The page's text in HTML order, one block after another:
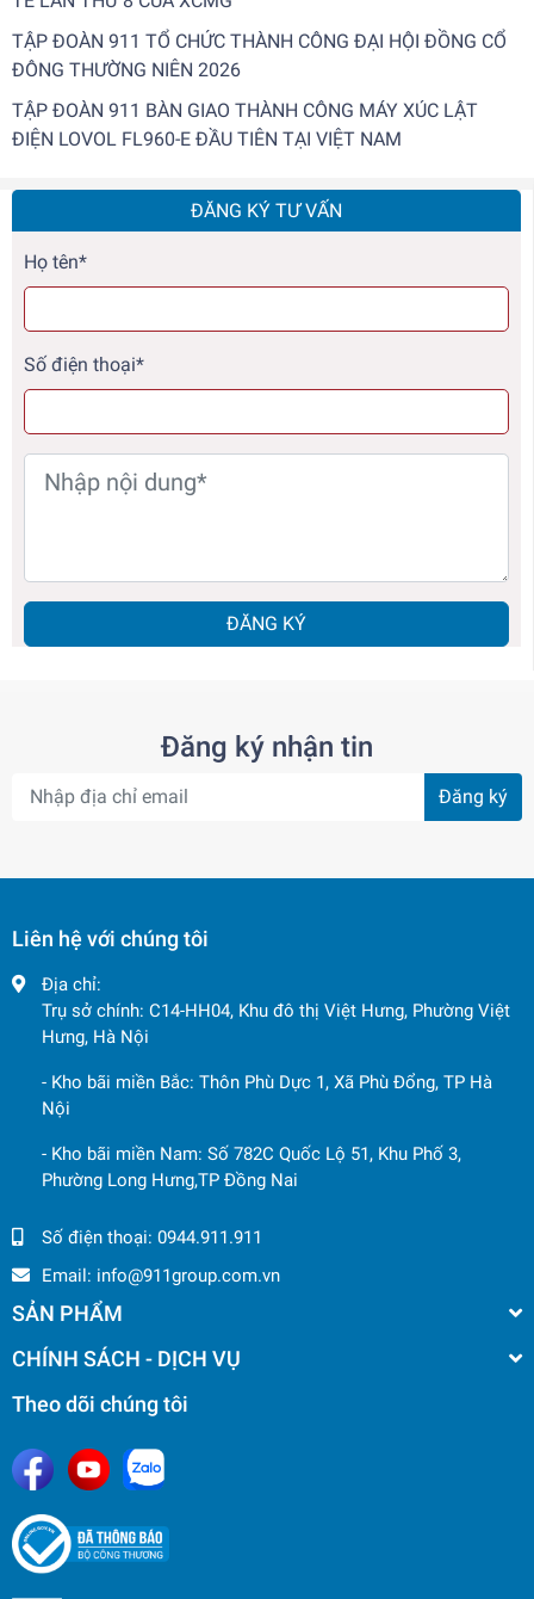
ĐĂNG KÝ TƯ VẤN
Họ tên*
Số điện thoại*
ĐĂNG KÝ
TẬP ĐOÀN 911 TỔ CHỨC THÀNH CÔNG ĐẠI HỘI ĐỒNG CỔ
ĐÔNG THƯỜNG NIÊN 2026
TẬP ĐOÀN 911 BÀN GIAO THÀNH CÔNG MÁY XÚC LẬT
ĐIỆN LOVOL FL960-E ĐẦU TIÊN TẠI VIỆT NAM
Đăng ký nhận tin
Đăng ký
Liên hệ với chúng tôi
Địa chỉ:
Trụ sở chính: C14-HH04, Khu đô thị Việt Hưng, Phường Việt
Hưng, Hà Nội
- Kho bãi miền Bắc: Thôn Phù Dực 1, Xã Phù Đổng, TP Hà
Nội
- Kho bãi miền Nam: Số 782C Quốc Lộ 51, Khu Phố 3,
Phường Long Hưng,TP Đồng Nai
Số điện thoại: 0944.911.911
Email: info@911group.com.vn
SẢN PHẨM
CHÍNH SÁCH - DỊCH VỤ
Theo dõi chúng tôi